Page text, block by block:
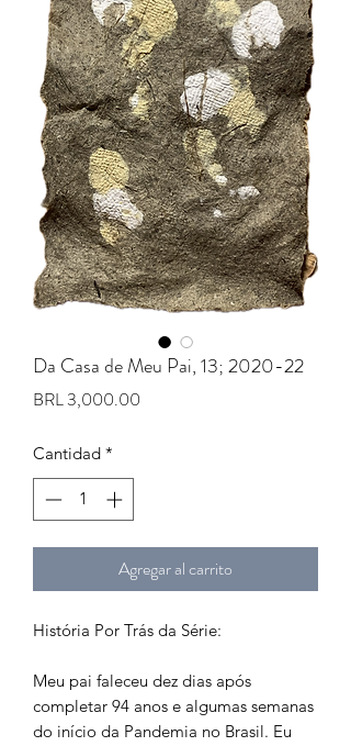
Da Casa de Meu Pai, 13; 2020-22
BRL 3,000.00
Cantidad *
Agregar al carrito
História Por Trás da Série:
Meu pai faleceu dez dias após
completar 94 anos e algumas semanas
do início da Pandemia no Brasil. Eu